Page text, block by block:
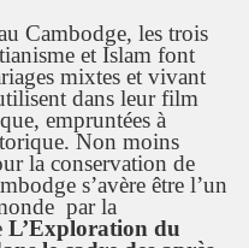
Cambodge, les trois
et Islam font
mixtes et vivant
dans leur film
empruntées à
Non moins
la conservation de
s’avère être l’un
par la
L’Exploration du